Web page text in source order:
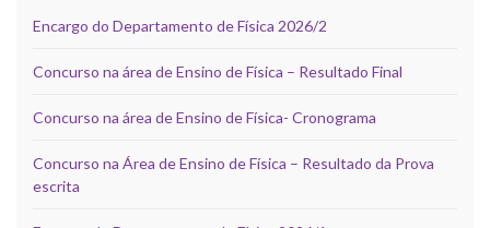
Encargo do Departamento de Física 2026/2
Concurso na área de Ensino de Física – Resultado Final
Concurso na área de Ensino de Física- Cronograma
Concurso na Área de Ensino de Física – Resultado da Prova
escrita